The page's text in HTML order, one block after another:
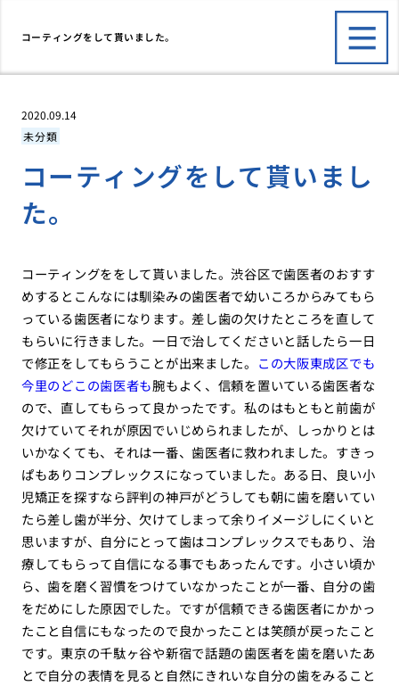
コーティングをして貰いました。
2020.09.14
未分類
コーティングをして貰いまし
た。
コーティングををして貰いました。渋谷区で歯医者のおすす
めするとこんなには馴染みの歯医者で幼いころからみてもら
っている歯医者になります。差し歯の欠けたところを直して
もらいに行きました。一日で治してくださいと話したら一日
で修正をしてもらうことが出来ました。 この大阪東成区でも
今里のどこの歯医者も腕もよく、信頼を置いている歯医者な
ので、直してもらって良かったです。私のはもともと前歯が
欠けていてそれが原因でいじめられましたが、しっかりとは
いかなくても、それは一番、歯医者に救われました。すきっ
ぱもありコンプレックスになっていました。ある日、良い小
児矯正を探すなら評判の神戸がどうしても朝に歯を磨いてい
たら差し歯が半分、欠けてしまって余りイメージしにくいと
思いますが、自分にとって歯はコンプレックスでもあり、治
療してもらって自信になる事でもあったんです。小さい頃か
ら、歯を磨く習慣をつけていなかったことが一番、自分の歯
をだめにした原因でした。ですが信頼できる歯医者にかかっ
たこと自信にもなったので良かったことは笑顔が戻ったこと
です。東京の千駄ヶ谷や新宿で話題の歯医者を歯を磨いたあ
とで自分の表情を見ると自然にきれいな自分の歯をみること